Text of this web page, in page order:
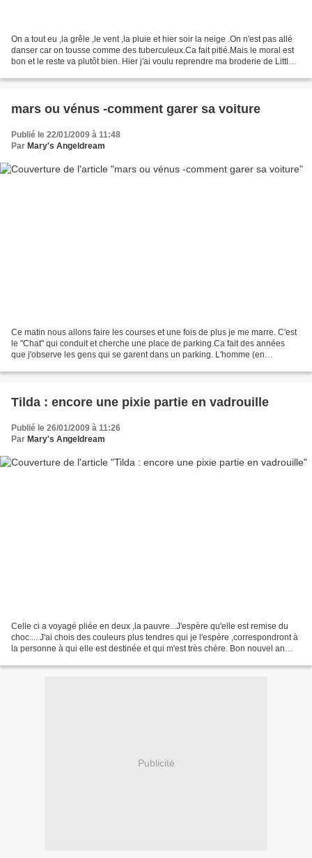
On a tout eu ,la grêle ,le vent ,la pluie et hier soir la neige .On n'est pas allé
danser car on tousse comme des tuberculeux.Ca fait pitié.Mais le moral est
bon et le reste va plutôt bien. Hier j'ai voulu reprendre ma broderie de Little
mars ou vénus -comment garer sa voiture
Publié le 22/01/2009 à 11:48
Par Mary's Angeldream
Ce matin nous allons faire les courses et une fois de plus je me marre. C'est
le "Chat" qui conduit et cherche une place de parking.Ca fait des années
que j'observe les gens qui se garent dans un parking. L'homme (en
Tilda : encore une pixie partie en vadrouille
Publié le 26/01/2009 à 11:26
Par Mary's Angeldream
Celle ci a voyagé pliée en deux ,la pauvre...J'espère qu'elle est remise du
choc.... J'ai chois des couleurs plus tendres qui je l'espère ,correspondront à
la personne à qui elle est destinée et qui m'est très chère. Bon nouvel an
Publicité